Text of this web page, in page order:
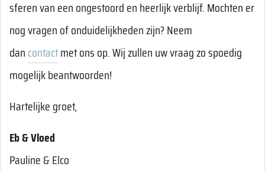
sferen van een ongestoord en heerlijk verblijf. Mochten er
nog vragen of onduidelijkheden zijn? Neem
dancontactmet ons op. Wij zullen uw vraag zo spoedig
mogelijk beantwoorden!
Hartelijke groet,
Eb & Vloed
Pauline & Elco